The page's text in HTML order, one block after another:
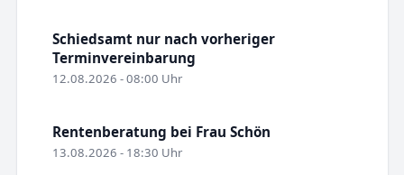
Schiedsamt nur nach vorheriger
Terminvereinbarung
12.08.2026 - 08:00 Uhr
Rentenberatung bei Frau Schön
13.08.2026 - 18:30 Uhr